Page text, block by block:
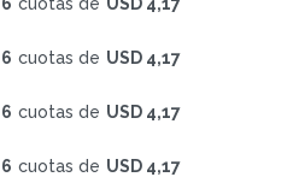
6 cuotas de USD 4,17
6 cuotas de USD 4,17
6 cuotas de USD 4,17